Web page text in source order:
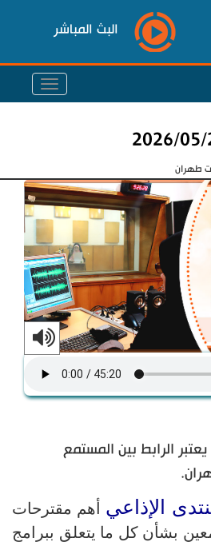
البث المباشر
الرابط بين المستمع
الإذاعي أهم مقترحات
بشأن كل ما يتعلق ببرامج